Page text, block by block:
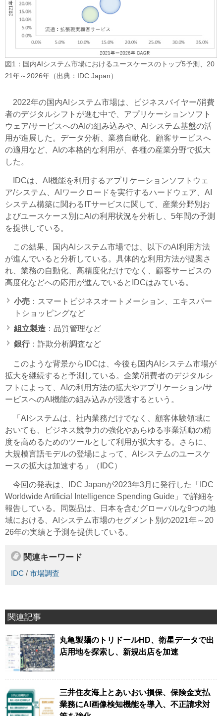
図1：国内AIシステム市場におけるユースケースのトップ5予測、20
21年～2026年（出典：IDC Japan）
2022年の国内AIシステム市場は、ビジネスバイヤー/消費
者のデジタルシフトが進む中で、アプリケーションソフト
ウェア/サービスへのAIの組み込みや、AIシステム基盤の活
用が進展した。データ分析、業務自動化、顧客サービスへ
の適用など、AIの本格的な利用が、各種の産業分野で拡大
した。
IDCは、AI機能を利用するアプリケーションソフトウェ
ア/システム、AIワークロードを実行するハードウェア、AI
システム構築に関わるITサービスに関して、産業分野別お
よびユースケース別にAIの利用状況を分析し、5年間の予測
を提供している。
この結果、国内AIシステム市場では、以下のAI利用方法
が進んでいると分析している。具体的な利用方法が提案さ
れ、業務の自動化、高精度化だけでなく、顧客サービスの
高度化などへの応用が進んでいるとIDCはみている。
小売 ：スマートビジネスオートメーション、エキスパー
トショッピングなど
組立製造 ：品質管理など
銀行：詐欺分析調査など
このような背景からIDCは、今後も国内AIシステム市場が
拡大を継続すると予測している。企業/消費者のデジタルシ
フトによって、AIの利用方法の拡大やアプリケーション/サ
ービスへのAI機能の組み込みが浸透するという。
「AIシステムは、社内業務だけでなく、顧客体験領域に
おいても、ビジネス競争力の強化やあらゆる事業活動の精
度を高めるためのツールとして利用が拡大する。さらに、
大規模言語モデルの登場によって、AIシステムのユースケ
ースの拡大は加速する」（IDC）
今回の発表は、IDC Japanが2023年3月に発行した「IDC
Worldwide Artificial Intelligence Spending Guide」で詳細を
報告している。同製品は、日本を含むグローバルな9つの地
域における、AIシステム市場のセグメント別の2021年～20
26年の実績と予測を提供している。
関連キーワード
IDC / 市場調査
関連記事
丸亀製麺のトリドールHD、衛星データで出
店用地を探索し、新規出店を加速
三井住友海上とあいおい損保、保険金支払
業務にAI画像検知機能を導入、不正請求対